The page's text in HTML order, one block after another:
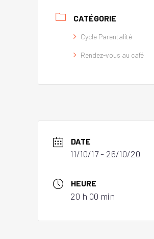
CATÉGORIE
Cycle Parentalité
Rendez-vous au café
DATE
11/10/17- 26/10/20
HEURE
20 h 00 min